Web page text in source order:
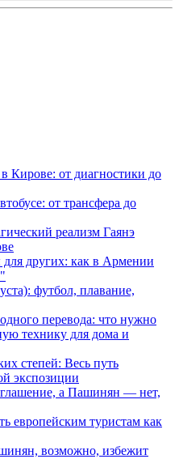
Кирове: от диагностики до
от трансфера до
реализм Гаянэ
других: как в Армении
футбол, плавание,
перевода: что нужно
технику для дома и
степей: Весь путь
экспозиции
а Пашинян — нет,
европейским туристам как
возможно, избежит